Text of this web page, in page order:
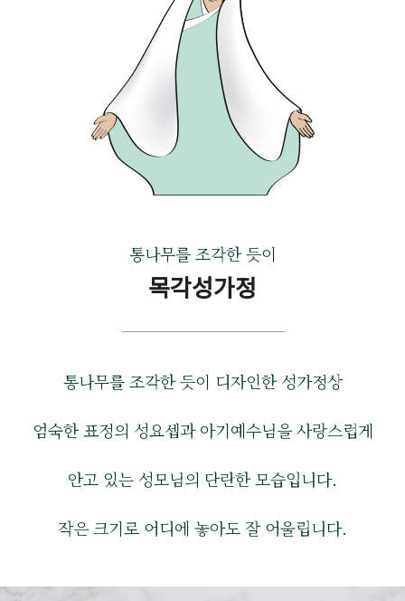
통나무를 조각한 듯이
목각성가정
통나무를 조각한 듯이 디자인한 성가정상
엄숙한 표정의 성요셉과 아기예수님을 사랑스럽게
안고 있는 성모님의 단란한 모습입니다.
작은 크기로 어디에 놓아도 잘 어울립니다.